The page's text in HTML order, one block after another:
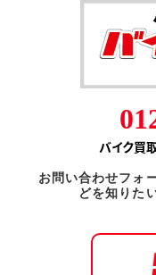
バイク買
お問い合わせフォ
どを知りた